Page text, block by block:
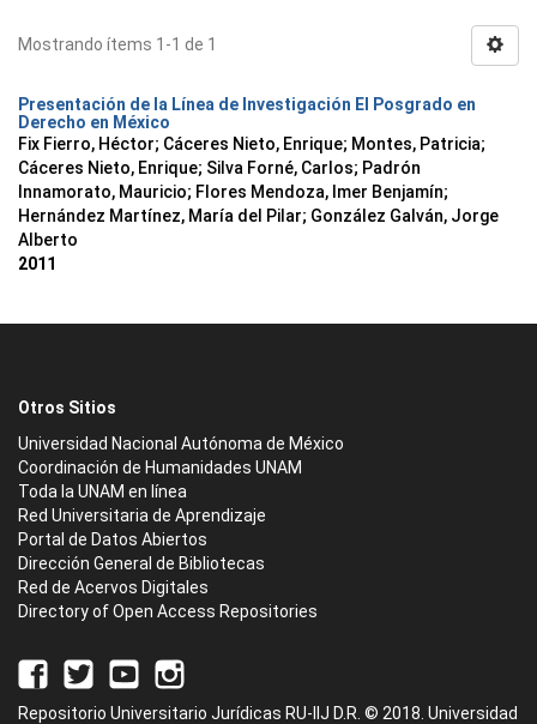
Mostrando ítems 1-1 de 1
Presentación de la Línea de Investigación El Posgrado en
Derecho en México
Fix Fierro, Héctor; Cáceres Nieto, Enrique; Montes, Patricia;
Cáceres Nieto, Enrique; Silva Forné, Carlos; Padrón
Innamorato, Mauricio; Flores Mendoza, Imer Benjamín;
Hernández Martínez, María del Pilar; González Galván, Jorge
Alberto
2011
Otros Sitios
Universidad Nacional Autónoma de México
Coordinación de Humanidades UNAM
Toda la UNAM en línea
Red Universitaria de Aprendizaje
Portal de Datos Abiertos
Dirección General de Bibliotecas
Red de Acervos Digitales
Directory of Open Access Repositories
Repositorio Universitario Jurídicas RU-IIJ D.R. © 2018. Universidad